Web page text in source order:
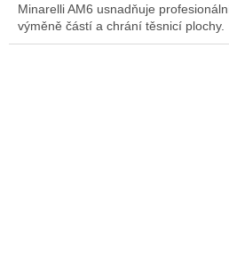
Minarelli AM6 usnadňuje
výměně částí a chrání těsnicí plochy.